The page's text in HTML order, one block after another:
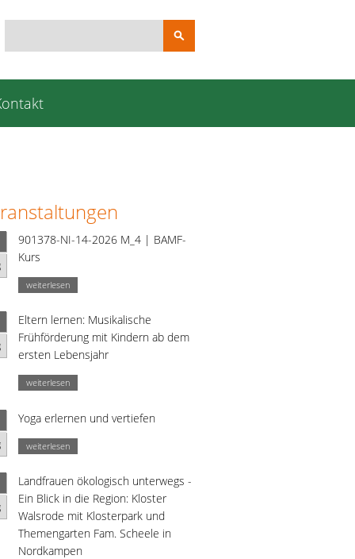
Suchbegriffe
901378-NI-14-2026 M_4 | BAMF-
Kurs
weiterlesen
Eltern lernen: Musikalische
Frühförderung mit Kindern ab dem
ersten Lebensjahr
weiterlesen
Yoga erlernen und vertiefen
weiterlesen
Landfrauen ökologisch unterwegs -
Ein Blick in die Region: Kloster
Walsrode mit Klosterpark und
Themengarten Fam. Scheele in
Nordkampen